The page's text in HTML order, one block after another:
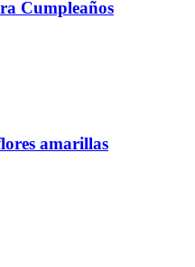
Cumpleaños
amarillas